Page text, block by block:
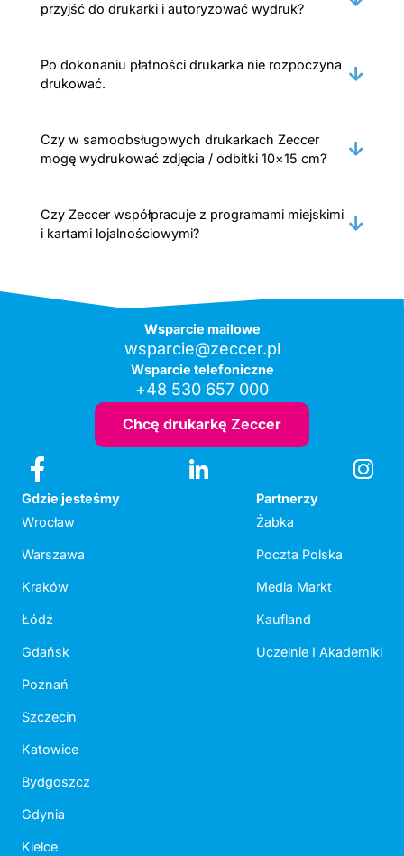
przyjść do drukarki i autoryzować wydruk?
Po dokonaniu płatności drukarka nie rozpoczyna
drukować.
Czy w samoobsługowych drukarkach Zeccer
mogę wydrukować zdjęcia / odbitki 10×15 cm?
Czy Zeccer współpracuje z programami miejskimi
i kartami lojalnościowymi?
Wsparcie mailowe
wsparcie@zeccer.pl
Wsparcie telefoniczne
+48 530 657 000
Chcę drukarkę Zeccer
Gdzie jesteśmy
Wrocław
Warszawa
Kraków
Łódź
Gdańsk
Poznań
Szczecin
Katowice
Bydgoszcz
Gdynia
Kielce
Partnerzy
Żabka
Poczta Polska
Media Markt
Kaufland
Uczelnie I Akademiki